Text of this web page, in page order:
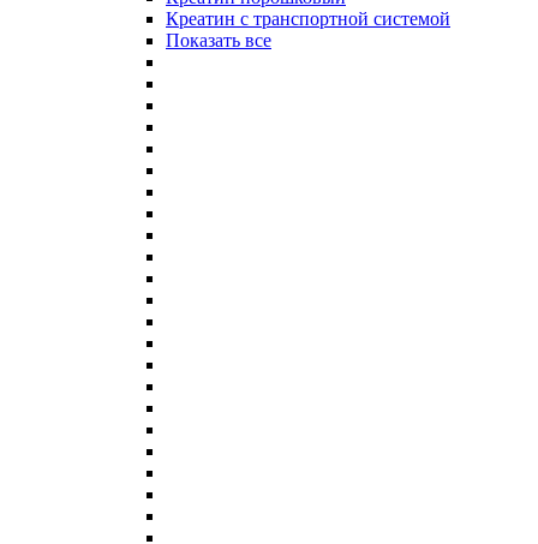
Креатин с транспортной системой
Показать все